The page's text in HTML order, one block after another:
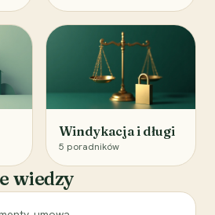
Windykacja i długi
5 poradników
wiedzy